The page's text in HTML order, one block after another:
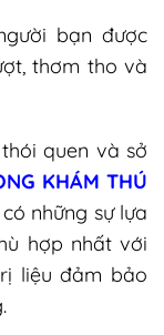
bạn được
thơm tho và
quen và sở
KHÁM THÚ
những sự lựa
hợp nhất với
liệu đảm bảo